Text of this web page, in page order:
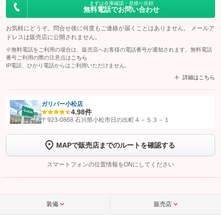
まずは在庫確認・見積り依頼
無料電話でお問い合わせ
お気軽にどうぞ。問合せ後に何度もご連絡が届くことはありません。 メールア
ドレスは販売店に公開されません。
※無料電話をご利用の場合は、販売店へお客様の電話番号が通知されます。無料電話
番号ご利用の際の注意点は こちら
IP電話、ひかり電話からはご利用いただけません。
詳細はこちら
【STEP1】認証画面でグーネットを友だち追加してから「許可する」ボタンを押
トーク画面で
ボタンをタップして問い合わせを
完了してください。
こちら
ガリバー小松店
4.98件
〒923-0868 石川県小松市日の出町４－５３－１
MAPで販売店までのルートを確認する
スマートフォンの位置情報をONにしてください
装備 販売店